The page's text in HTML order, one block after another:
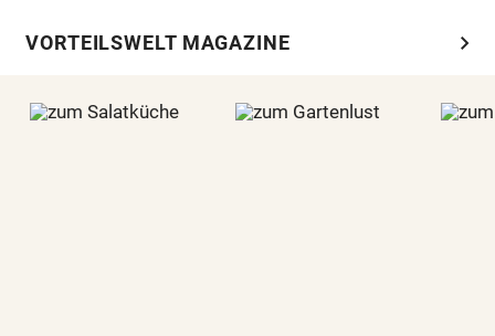
VORTEILSWELT MAGAZINE chevron_right